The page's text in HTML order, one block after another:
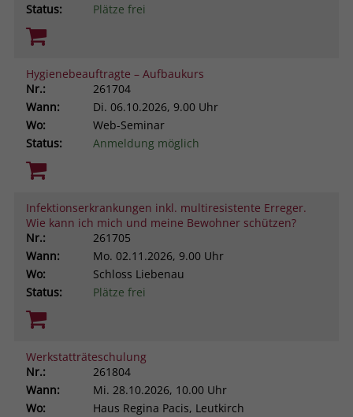
Status:
Plätze frei
Hygienebeauftragte – Aufbaukurs
Nr.:
261704
Wann:
Di. 06.10.2026, 9.00 Uhr
Wo:
Web-Seminar
Status:
Anmeldung möglich
Infektionserkrankungen inkl. multiresistente Erreger.
Wie kann ich mich und meine Bewohner schützen?
Nr.:
261705
Wann:
Mo. 02.11.2026, 9.00 Uhr
Wo:
Schloss Liebenau
Status:
Plätze frei
Werkstatträteschulung
Nr.:
261804
Wann:
Mi. 28.10.2026, 10.00 Uhr
Wo:
Haus Regina Pacis, Leutkirch